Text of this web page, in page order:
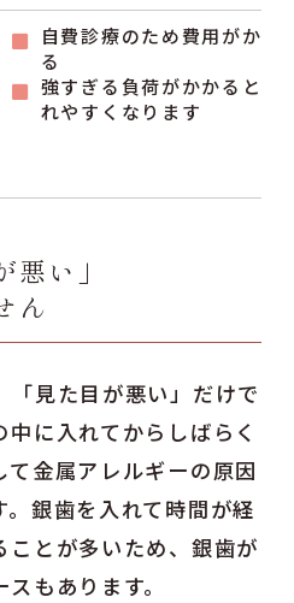
自費診療のため費用がかか
る
強すぎる負荷がかかると割
れやすくなります
い」
ん
「見た目が悪い」だけで
に入れてからしばらく
金属アレルギーの原因
。銀歯を入れて時間が経
ことが多いため、銀歯が
もあります。